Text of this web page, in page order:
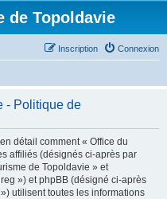
de Topoldavie
Connexion
Inscription
- Politique de
détail comment « Office du
affiliés (désignés ci-après par
de Topoldavie » et
») et phpBB (désigné ci-après
utilisent toutes les informations